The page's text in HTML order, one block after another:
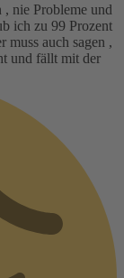
, nie Probleme und
ich zu 99 Prozent
muss auch sagen ,
und fällt mit der